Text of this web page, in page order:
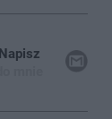
Napisz